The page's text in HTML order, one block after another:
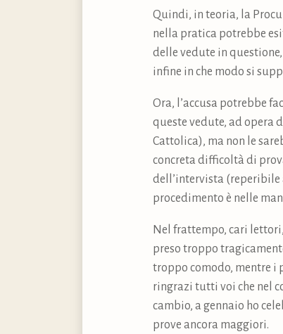
Quindi, in teoria, la
nella pratica potrebbe
delle vedute in
infine in che modo si
Ora, l’accusa potrebbe
queste vedute, ad opera
Cattolica), ma non le
concreta difficoltà di
dell’intervista (reperibile
procedimento è nelle
Nel frattempo, cari
preso troppo
troppo comodo, mentre i
ringrazi tutti voi che nel
cambio, a gennaio ho
prove ancora maggiori.